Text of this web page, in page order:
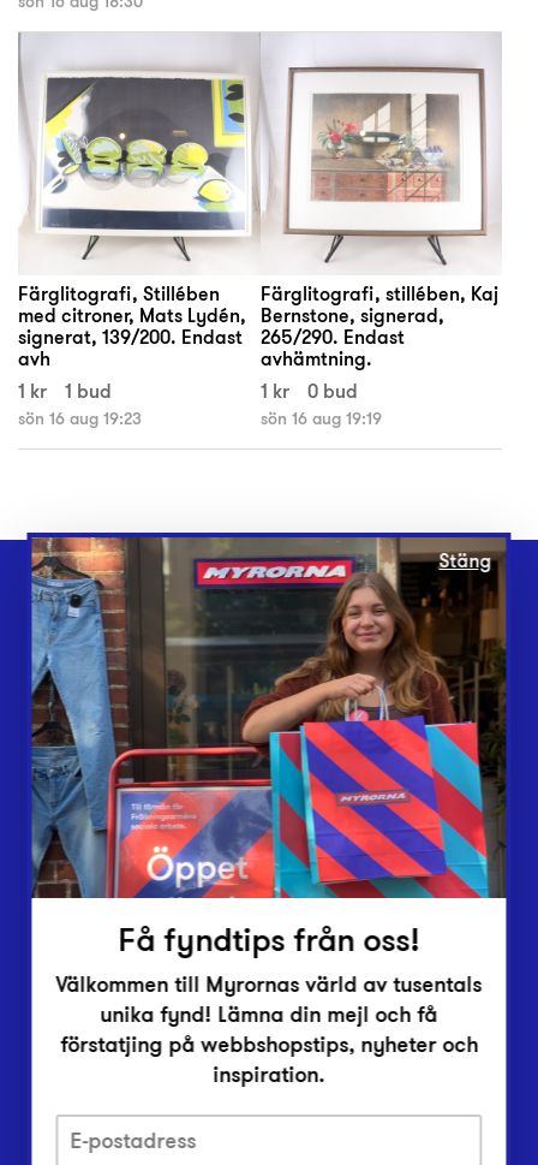
Färglitografi, Stillében
med citroner, Mats Lydén,
signerat, 139/200. Endast
avh
1 kr
1 bud
sön 16 aug 19:23
Färglitografi, stillében, Kaj
Bernstone, signerad,
265/290. Endast
avhämtning.
1 kr
0 bud
sön 16 aug 19:19
Webbshop
Butiker
Lämna in
Vårt överskott
Inlämningsplatser
Om Myrorna
Lediga jobb
Pressrum
Integritetsskyddspolicy
Stäng
Få fyndtips från oss!
Välkommen till Myrornas värld av tusentals
unika fynd! Lämna din mejl och få
förstatjing på webbshopstips, nyheter och
inspiration.